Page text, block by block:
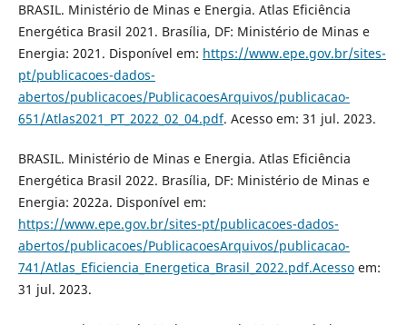
BRASIL. Ministério de Minas e Energia. Atlas Eficiência
Energética Brasil 2021. Brasília, DF: Ministério de Minas e
Energia: 2021. Disponível em: https://www.epe.gov.br/sites-
pt/publicacoes-dados-
abertos/publicacoes/PublicacoesArquivos/publicacao-
651/Atlas2021_PT_2022_02_04.pdf. Acesso em: 31 jul. 2023.
BRASIL. Ministério de Minas e Energia. Atlas Eficiência
Energética Brasil 2022. Brasília, DF: Ministério de Minas e
Energia: 2022a. Disponível em:
https://www.epe.gov.br/sites-pt/publicacoes-dados-
abertos/publicacoes/PublicacoesArquivos/publicacao-
741/Atlas_Eficiencia_Energetica_Brasil_2022.pdf.Acessoem:
31 jul. 2023.